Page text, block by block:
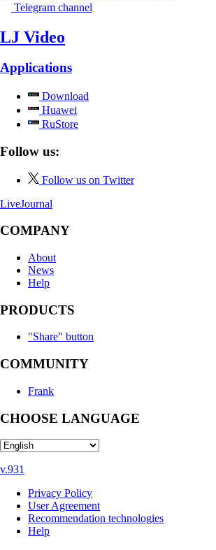
Telegram channel
LJ Video
Applications
Download
Huawei
RuStore
Follow us:
Follow us on Twitter
LiveJournal
COMPANY
About
News
Help
PRODUCTS
"Share" button
COMMUNITY
Frank
CHOOSE LANGUAGE
v.931
Privacy Policy
User Agreement
Recommendation technologies
Help